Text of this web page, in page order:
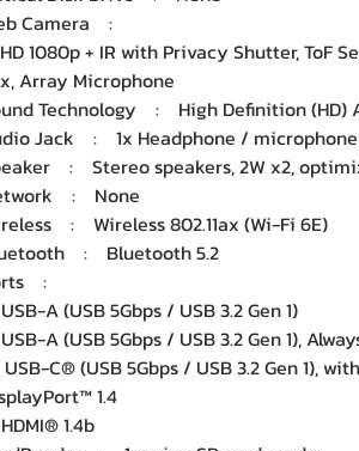
Camera :
1080p + IR with Privacy Shutter, ToF
Array Microphone
Technology : High Definition (HD)
Jack : 1x Headphone / microphone
: Stereo speakers, 2W x2,
: None
: Wireless 802.11ax (Wi-Fi 6E)
: Bluetooth 5.2
:
A (USB 5Gbps / USB 3.2 Gen 1)
A (USB 5Gbps / USB 3.2 Gen 1),
C® (USB 5Gbps / USB 3.2 Gen 1),
1.4
1.4b